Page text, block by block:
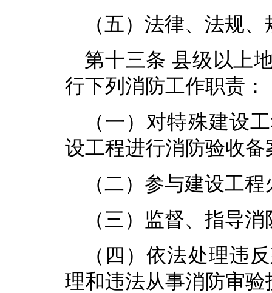
（五）法律、法规
第十三条 县级以上
行下列消防工作职责：
（一）对特殊建设
设工程进行消防验收备
（二）参与建设工
（三）监督、指导
（四）依法处理违
理和违法从事消防审